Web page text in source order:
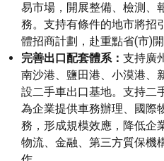
易市場，開展整備、檢測、
務。支持有條件的地市將招
體招商計劃，赴重點省(市)
完善出口配套體系： 支持廣
南沙港、鹽田港、小漠港、
設二手車出口基地。支持二
為企業提供車務辦理、國際
務，形成規模效應，降低企
物流、金融、第三方質保機